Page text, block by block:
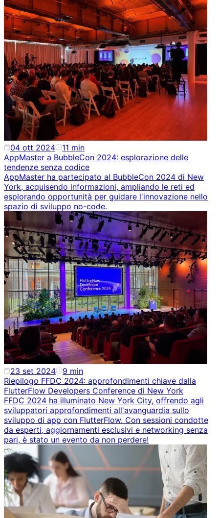
04 ott 2024 11 min
AppMaster a BubbleCon 2024: esplorazione delle
tendenze senza codice
AppMaster ha partecipato al BubbleCon 2024 di New
York, acquisendo informazioni, ampliando le reti ed
esplorando opportunità per guidare l'innovazione nello
spazio di sviluppo no-code.
23 set 2024 9 min
Riepilogo FFDC 2024: approfondimenti chiave dalla
FlutterFlow Developers Conference di New York
FFDC 2024 ha illuminato New York City, offrendo agli
sviluppatori approfondimenti all'avanguardia sullo
sviluppo di app con FlutterFlow. Con sessioni condotte
da esperti, aggiornamenti esclusivi e networking senza
pari, è stato un evento da non perdere!